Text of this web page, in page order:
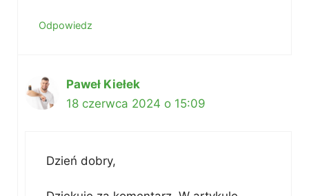
Odpowiedz
Paweł Kiełek
18 czerwca 2024 o 15:09
Dzień dobry,